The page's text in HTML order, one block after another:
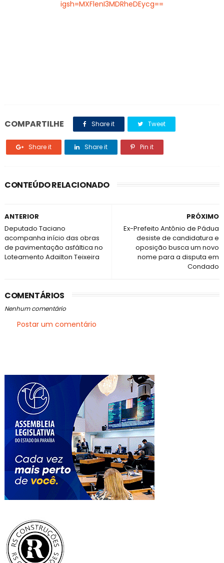
igsh=MXFlenI3MDRheDEycg==
COMPARTILHE Share it Tweet
Share it Share it Pin it
CONTEÚDO RELACIONADO
PRÓXIMO
Ex-Prefeito Antônio de Pádua
desiste de candidatura e
oposição busca um novo
nome para a disputa em
Condado
ANTERIOR
Deputado Taciano
acompanha início das obras
de pavimentação asfáltica no
Loteamento Adailton Teixeira
COMENTÁRIOS
Nenhum comentário
Postar um comentário